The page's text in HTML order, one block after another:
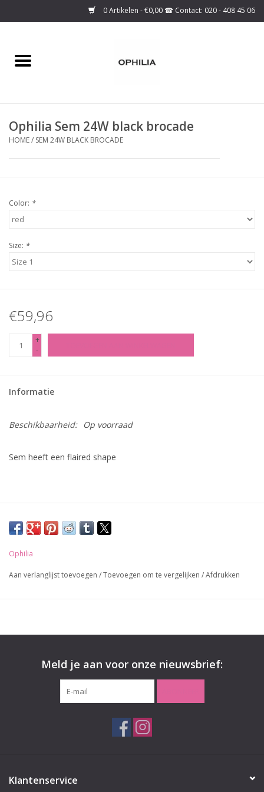
0 Artikelen - €0,00
Home
Over ons
Basis Collectie
Ophilia Sem 24W black brocade
HOME/ SEM 24W BLACK BROCADE
Color: *
Size: *
€59,96
+
-
Informatie
Beschikbaarheid: Op voorraad
Sem heeft een flaired shape
Ophilia
Aan verlanglijst toevoegen /Toevoegen om te vergelijken /Afdrukken
Meld je aan voor onze nieuwsbrief:
Klantenservice